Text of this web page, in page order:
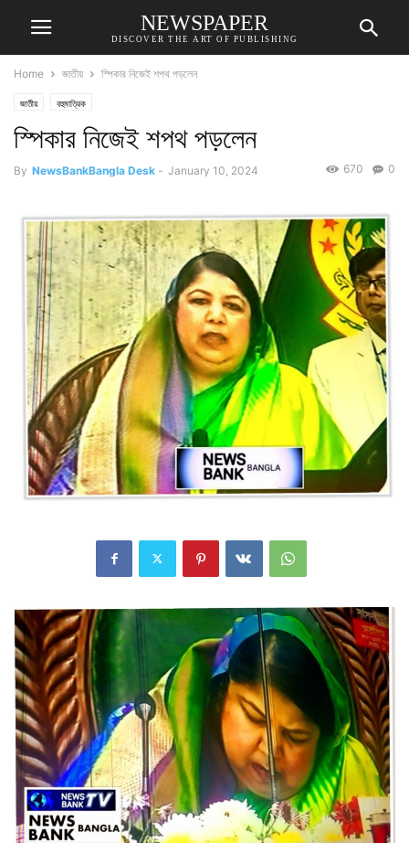
NEWSPAPER
DISCOVER THE ART OF PUBLISHING
Home জাতীয় স্পিকার নিজেই শপথ পড়লেন
জাতীয় বহুমাত্রিক
স্পিকার নিজেই শপথ পড়লেন
By NewsBankBangla Desk - January 10, 2024 0
670